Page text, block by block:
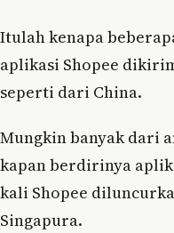
Itulah kenapa
aplikasi Shopee
seperti dari China.
Mungkin banyak dari
kapan berdirinya
kali Shopee
Singapura.